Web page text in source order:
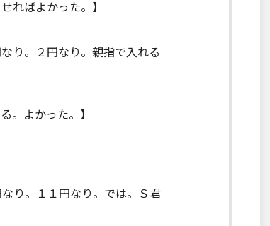
ればよかった。】
り。２円なり。親指で入れる
。よかった。】
り。１１円なり。では。Ｓ君